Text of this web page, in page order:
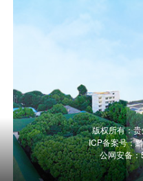
版权所有：
ICP备案号：
公网安备